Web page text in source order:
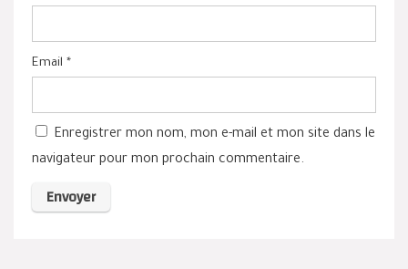
Email *
Enregistrer mon nom, mon e-mail et mon site dans le
navigateur pour mon prochain commentaire.